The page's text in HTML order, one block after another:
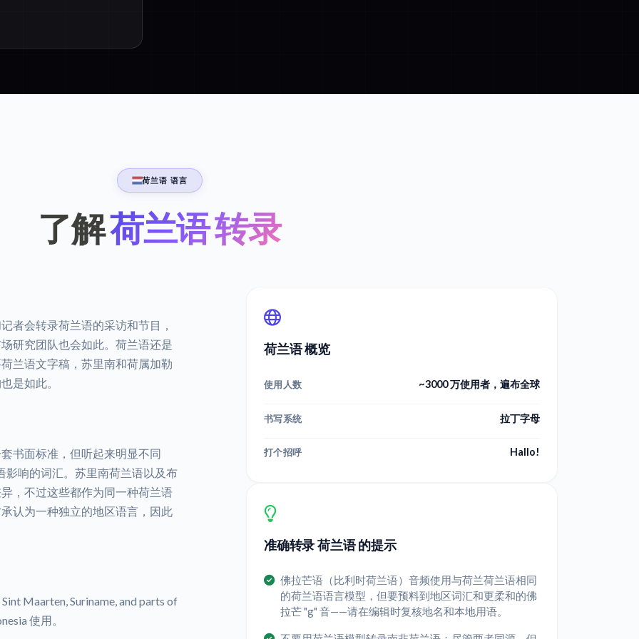
荷兰语 语言
了解荷兰语 转录
者会转录荷兰语的采访和节目，
研究团队也会如此。荷兰语还是
兰语文字稿，苏里南和荷属加勒
是如此。
书面标准，但听起来明显不同
响的词汇。苏里南荷兰语以及布
，不过这些都作为同一种荷兰语
认为一种独立的地区语言，因此
Maarten, Suriname, and parts of
使用。
荷兰语 概览
使用人数 ~3000 万使用者，遍布全球
书写系统 拉丁字母
打个招呼 Hallo!
准确转录 荷兰语 的提示
佛拉芒语（比利时荷兰语）音频使用与荷兰荷兰语相同
的荷兰语语言模型，但要预料到地区词汇和更柔和的佛
拉芒 "g" 音——请在编辑时复核地名和本地用语。